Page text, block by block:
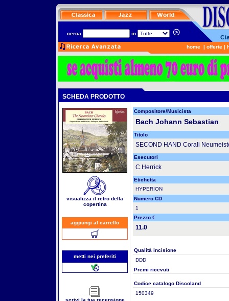
cerca in
home | offerte |
SCHEDA PRODOTTO
visualizza il retro della
copertina
aggiungi al carrello
metti nei preferiti
scrivi la tua recensione
Compositore/Musicista
Bach Johann Sebastian
Titolo
SECOND HAND Corali
Esecutori
C.Herrick
Etichetta
HYPERION
Numero CD
1
Prezzo €
11.0
Qualità incisione
DDD
Premi ricevuti
Codice catalogo Discoland
150349